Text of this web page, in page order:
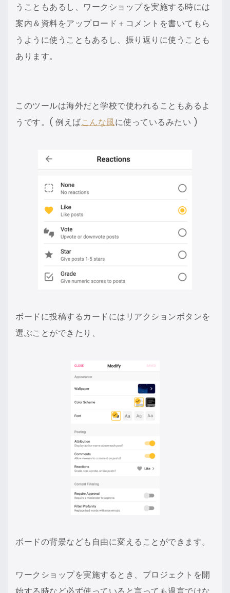
うこともあるし、ワークショップを実施する時には
案内＆資料をアップロード＋コメントを書いてもら
うように使うこともあるし、振り返りに使うことも
あります。
このツールは海外だと学校で使われることもあるよ
うです。( 例えばこんな風に使っているみたい )
ボードに投稿するカードにはリアクションボタンを
選ぶことができたり、
ボードの背景なども自由に変えることができます。
ワークショップを実施するとき、プロジェクトを開